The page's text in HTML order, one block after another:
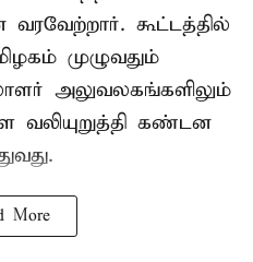
கூட்டத்தில்
முழுவதும்
அலுவலகங்களிலும்
வலியுறுத்தி கண்டன
More